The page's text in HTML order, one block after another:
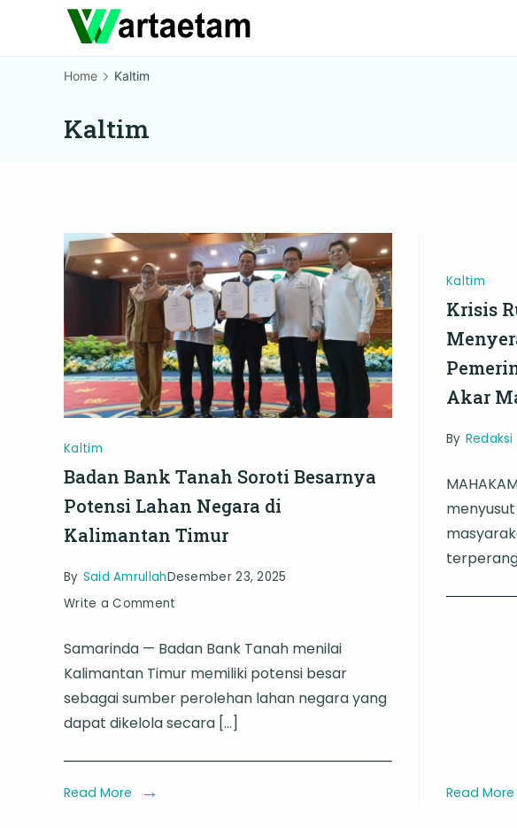
Home Kaltim
Kaltim
Kaltim
Badan Bank Tanah Soroti Besarnya
Potensi Lahan Negara di
Kalimantan Timur
By Said AmrullahDesember 23, 2025
Write a Comment
Bank
Tanah
Soroti
Besarnya
Potensi
Samarinda — Badan Bank Tanah menilai
Kalimantan Timur memiliki potensi besar
sebagai sumber perolehan lahan negara yang
dapat dikelola secara […]
Read More
Kaltim
Krisis
Akar
By Redaksi
Read More